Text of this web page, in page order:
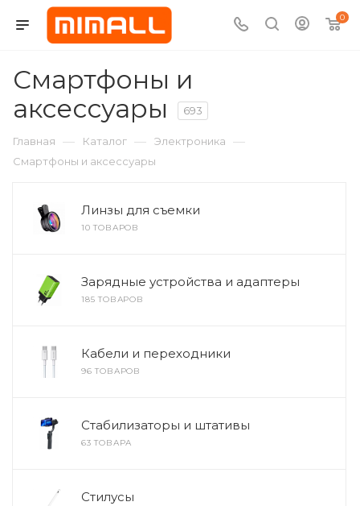
0
Смартфоны и
аксессуары
693
Главная — Каталог — Электроника —
Смартфоны и аксессуары
Линзы для съемки
10 ТОВАРОВ
Зарядные устройства и адаптеры
185 ТОВАРОВ
Кабели и переходники
96 ТОВАРОВ
Стабилизаторы и штативы
63 ТОВАРА
Стилусы